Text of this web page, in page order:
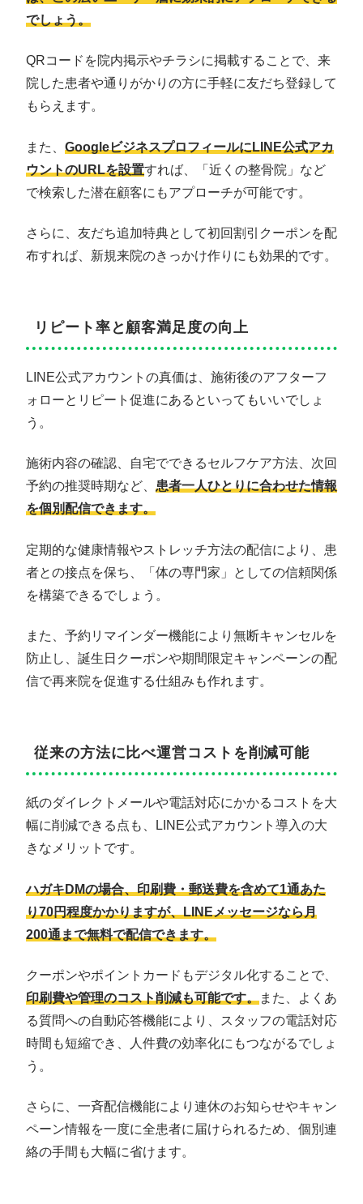
でしょう。
QRコードを院内掲示やチラシに掲載することで、来
院した患者や通りがかりの方に手軽に友だち登録して
もらえます。
また、 GoogleビジネスプロフィールにLINE公式アカ
ウントのURLを設置すれば、「近くの整骨院」など
で検索した潜在顧客にもアプローチが可能です。
さらに、友だち追加特典として初回割引クーポンを配
布すれば、新規来院のきっかけ作りにも効果的です。
リピート率と顧客満足度の向上
LINE公式アカウントの真価は、施術後のアフターフ
ォローとリピート促進にあるといってもいいでしょ
う。
施術内容の確認、自宅でできるセルフケア方法、次回
予約の推奨時期など、 患者一人ひとりに合わせた情報
を個別配信できます。
定期的な健康情報やストレッチ方法の配信により、患
者との接点を保ち、「体の専門家」としての信頼関係
を構築できるでしょう。
また、予約リマインダー機能により無断キャンセルを
防止し、誕生日クーポンや期間限定キャンペーンの配
信で再来院を促進する仕組みも作れます。
従来の方法に比べ運営コストを削減可能
紙のダイレクトメールや電話対応にかかるコストを大
幅に削減できる点も、LINE公式アカウント導入の大
きなメリットです。
ハガキDMの場合、印刷費・郵送費を含めて1通あた
り70円程度かかりますが、LINEメッセージなら月
200通まで無料で配信できます。
クーポンやポイントカードもデジタル化することで、
印刷費や管理のコスト削減も可能です。また、よくあ
る質問への自動応答機能により、スタッフの電話対応
時間も短縮でき、人件費の効率化にもつながるでしょ
う。
さらに、一斉配信機能により連休のお知らせやキャン
ペーン情報を一度に全患者に届けられるため、個別連
絡の手間も大幅に省けます。